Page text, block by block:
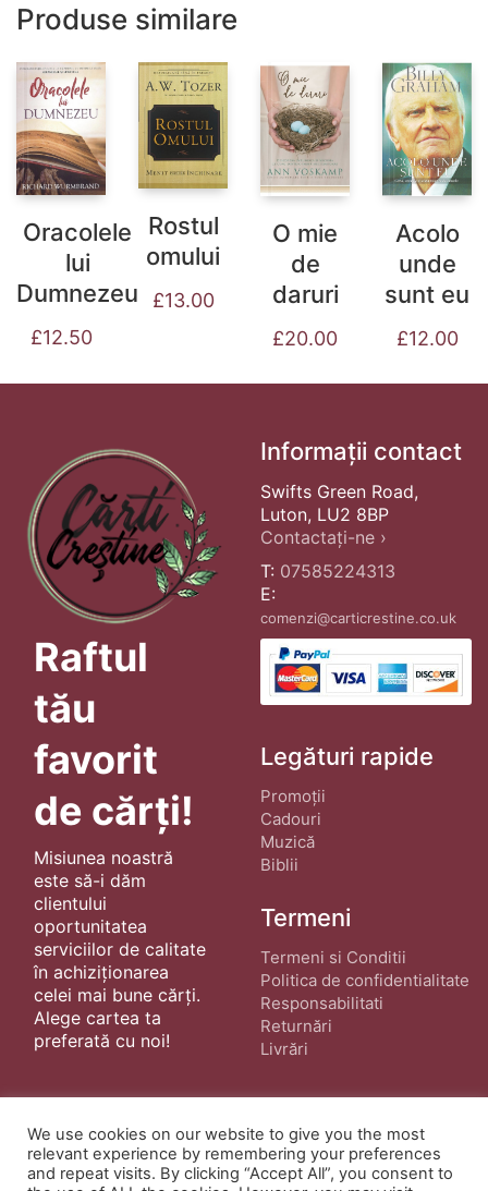
Produse similare
Oracolele
lui
Dumnezeu
£12.50
Rostul
omului
£13.00
O mie
de
daruri
£20.00
Acolo
unde
sunt eu
£12.00
Raftul
tău
favorit
de cărți!
Misiunea noastră
este să-i dăm
clientului
oportunitatea
serviciilor de calitate
în achiziționarea
celei mai bune cărți.
Alege cartea ta
preferată cu noi!
Informații contact
Swifts Green Road,
Luton, LU2 8BP
Contactați-ne ›
T: 07585224313
E:
comenzi@carticrestine.co.uk
Legături rapide
Promoții
Cadouri
Muzică
Biblii
Termeni
Termeni si Conditii
Politica de confidentialitate
Responsabilitati
Returnări
Livrări
We use cookies on our website to give you the most
relevant experience by remembering your preferences
and repeat visits. By clicking “Accept All”, you consent to